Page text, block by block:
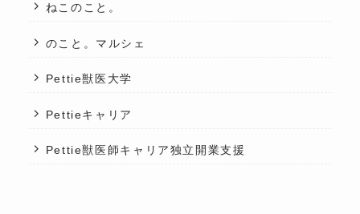
ねこのこと。
のこと。マルシェ
Pettie獣医大学
Pettieキャリア
Pettie獣医師キャリア独立開業支援